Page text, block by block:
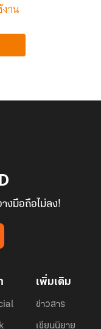
าน
งมือถือไม่ลง!
เพิ่มเติม
ข่าวสาร
เขียนนิยาย